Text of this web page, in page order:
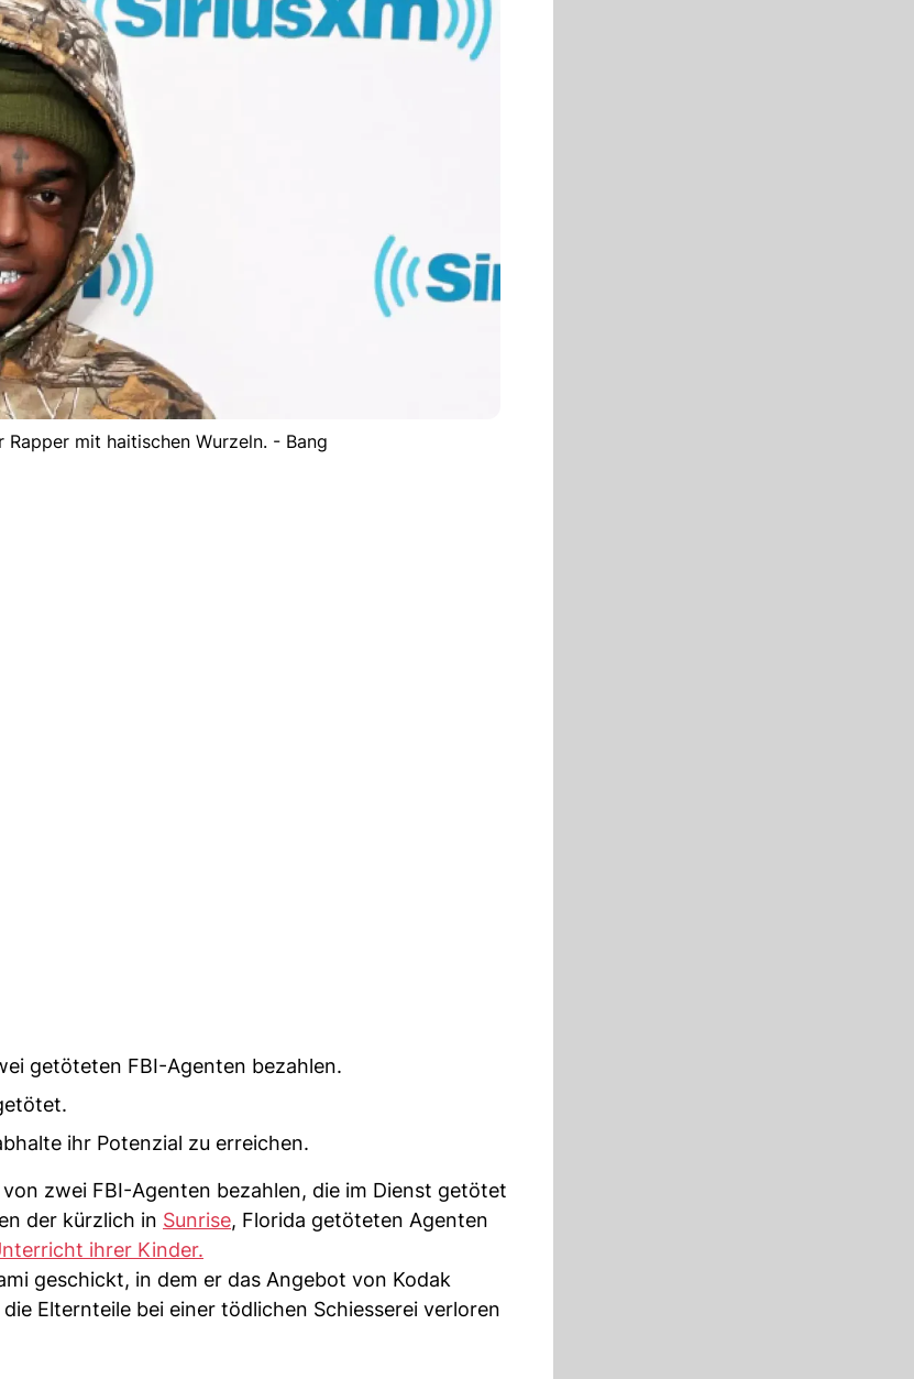
mit haitischen Wurzeln. - Bang
getöteten FBI-Agenten bezahlen.
ihr Potenzial zu erreichen.
zwei FBI-Agenten bezahlen, die im Dienst getötet
der kürzlich in Sunrise, Florida getöteten Agenten
ihrer Kinder.
geschickt, in dem er das Angebot von Kodak
Elternteile bei einer tödlichen Schiesserei verloren